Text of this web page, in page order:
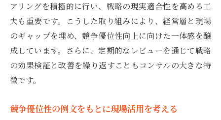
アリングを積極的に行い、戦略の現実適合性を高める工
夫も重要です。こうした取り組みにより、経営層と現場
のギャップを埋め、競争優位性向上に向けた一体感を醸
成しています。さらに、定期的なレビューを通じて戦略
の効果検証と改善を繰り返すこともコンサルの大きな特
徴です。
競争優位性の例文をもとに現場活用を考える